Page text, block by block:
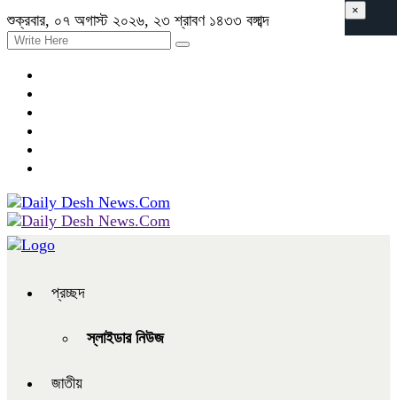
শুক্রবার, ০৭ অগাস্ট ২০২৬, ২৩ শ্রাবণ ১৪৩৩ বঙ্গাব্দ
প্রচ্ছদ
স্লাইডার নিউজ
জাতীয়
×